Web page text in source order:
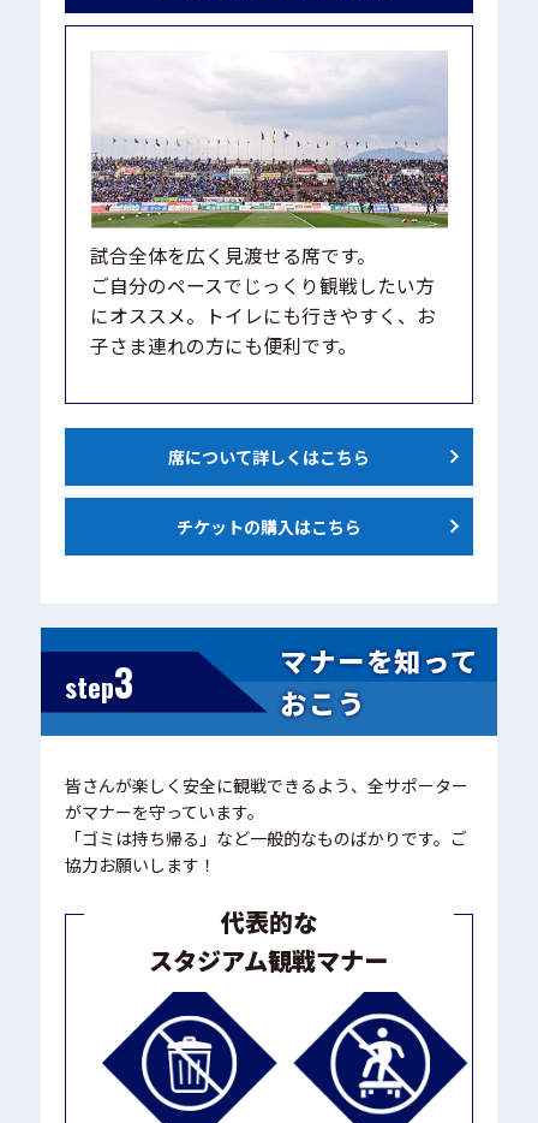
試合全体を広く見渡せる席です。
ご自分のペースでじっくり観戦したい方
にオススメ。トイレにも行きやすく、お
子さま連れの方にも便利です。
席について詳しくはこちら
チケットの購入はこちら
step3
マナーを知って
おこう
皆さんが楽しく安全に観戦できるよう、全サポーター
がマナーを守っています。
「ゴミは持ち帰る」など一般的なものばかりです。ご
協力お願いします！
代表的な
スタジアム観戦マナー